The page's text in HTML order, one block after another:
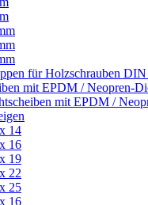
für Holzschrauben DIN
mit EPDM / Neopren-
mit EPDM /
14
16
19
22
25
16